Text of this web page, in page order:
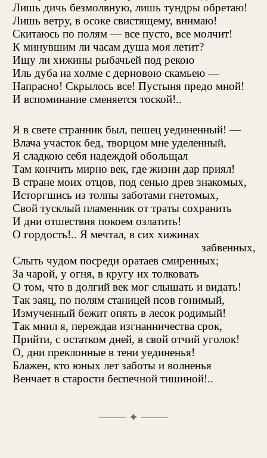
Лишь дичь безмолвную, лишь тундры обретаю!
Лишь ветру, в осоке свистящему, внимаю!
Скитаюсь по полям — все пусто, все молчит!
К минувшим ли часам душа моя летит?
Ищу ли хижины рыбачьей под рекою
Иль дуба на холме с дерновою скамьею —
Напрасно! Скрылось все! Пустыня предо мной!
И вспоминание сменяется тоской!..
Я в свете странник был, пешец уединенный! —
Влача участок бед, творцом мне уделенный,
Я сладкою себя надеждой обольщал
Там кончить мирно век, где жизни дар приял!
В стране моих отцов, под сенью древ знакомых,
Исторгшись из толпы заботами гнетомых,
Свой тусклый пламенник от траты сохранить
И дни отшествия покоем озлатить!
О гордость!.. Я мечтал, в сих хижинах
забвенных,
Слыть чудом посреди оратаев смиренных;
За чарой, у огня, в кругу их толковать
О том, что в долгий век мог слышать и видать!
Так заяц, по полям станицей псов гонимый,
Измученный бежит опять в лесок родимый!
Так мнил я, переждав изгнанничества срок,
Прийти, с остатком дней, в свой отчий уголок!
О, дни преклонные в тени уединенья!
Блажен, кто юных лет заботы и волненья
Венчает в старости беспечной тишиной!..
✦